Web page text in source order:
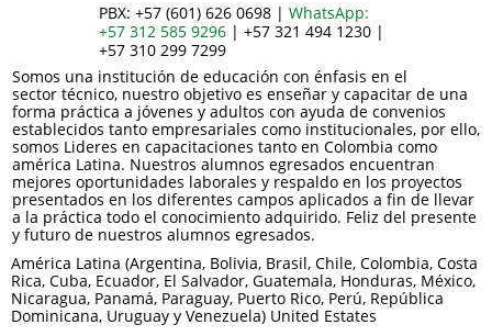
PBX: +57 (601) 626 0698 | WhatsApp:
+57 312 585 9296 | +57 321 494 1230 |
+57 310 299 7299
Somos una institución de educación con énfasis en el
sector técnico, nuestro objetivo es enseñar y capacitar de una
forma práctica a jóvenes y adultos con ayuda de convenios
establecidos tanto empresariales como institucionales, por ello,
somos Lideres en capacitaciones tanto en Colombia como
américa Latina. Nuestros alumnos egresados encuentran
mejores oportunidades laborales y respaldo en los proyectos
presentados en los diferentes campos aplicados a fin de llevar
a la práctica todo el conocimiento adquirido. Feliz del presente
y futuro de nuestros alumnos egresados.
América Latina (Argentina, Bolivia, Brasil, Chile, Colombia, Costa
Rica, Cuba, Ecuador, El Salvador, Guatemala, Honduras, México,
Nicaragua, Panamá, Paraguay, Puerto Rico, Perú, República
Dominicana, Uruguay y Venezuela) United Estates